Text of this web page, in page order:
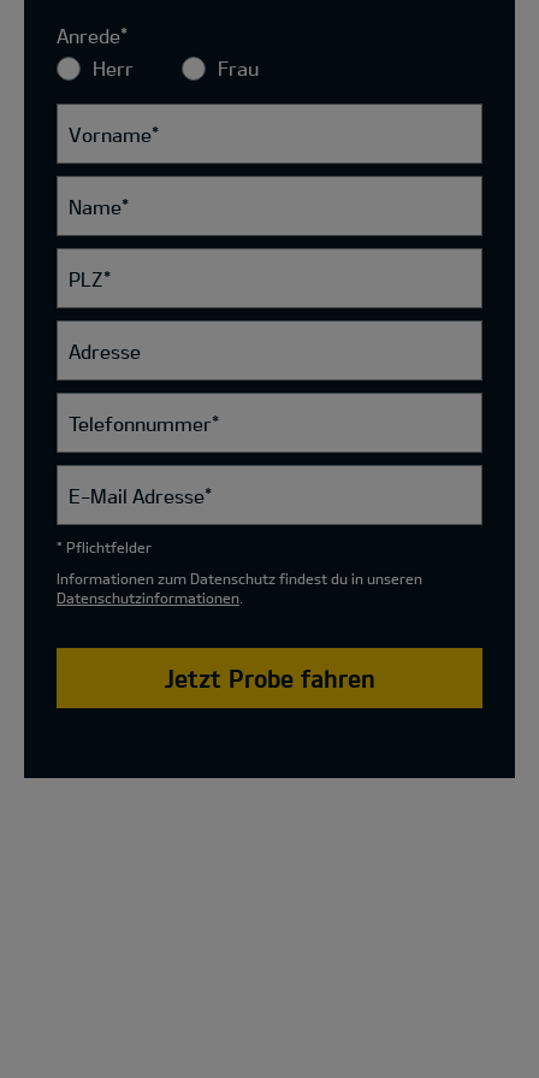
Anrede*
Herr
Frau
Vorname*
Name*
PLZ*
Adresse
Telefonnummer*
E-Mail Adresse*
* Pflichtfelder
Informationen zum Datenschutz findest du in unseren
Datenschutzinformationen
Jetzt Probe fahren